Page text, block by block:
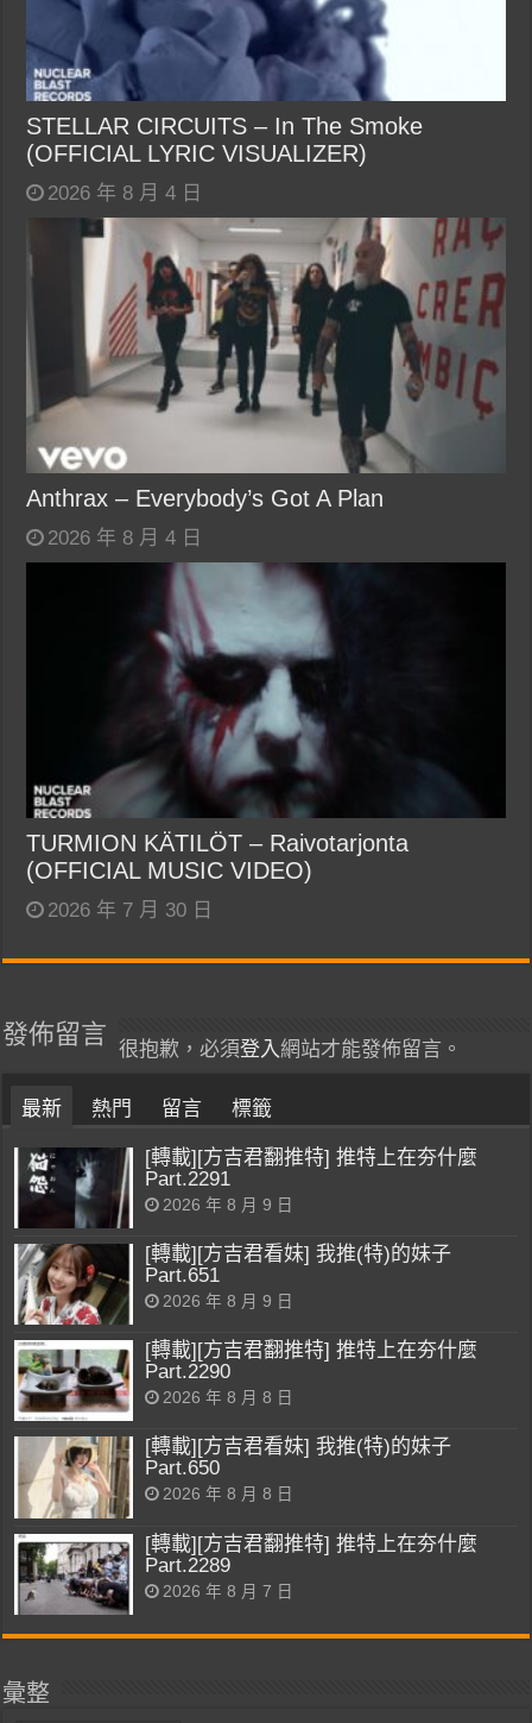
STELLAR CIRCUITS – In The Smoke
(OFFICIAL LYRIC VISUALIZER)
2026 年 8 月 4 日
Anthrax – Everybody’s Got A Plan
2026 年 8 月 4 日
TURMION KÄTILÖT – Raivotarjonta
(OFFICIAL MUSIC VIDEO)
2026 年 7 月 30 日
發佈留言
很抱歉，必須登入網站才能發佈留言。
最新 熱門 留言 標籤
[轉載][方吉君翻推特] 推特上在夯什麼
Part.2291
2026 年 8 月 9 日
[轉載][方吉君看妹] 我推(特)的妹子
Part.651
2026 年 8 月 9 日
[轉載][方吉君翻推特] 推特上在夯什麼
Part.2290
2026 年 8 月 8 日
[轉載][方吉君看妹] 我推(特)的妹子
Part.650
2026 年 8 月 8 日
[轉載][方吉君翻推特] 推特上在夯什麼
Part.2289
2026 年 8 月 7 日
彙整